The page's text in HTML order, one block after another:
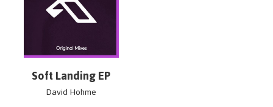
Soft Landing EP
David Hohme